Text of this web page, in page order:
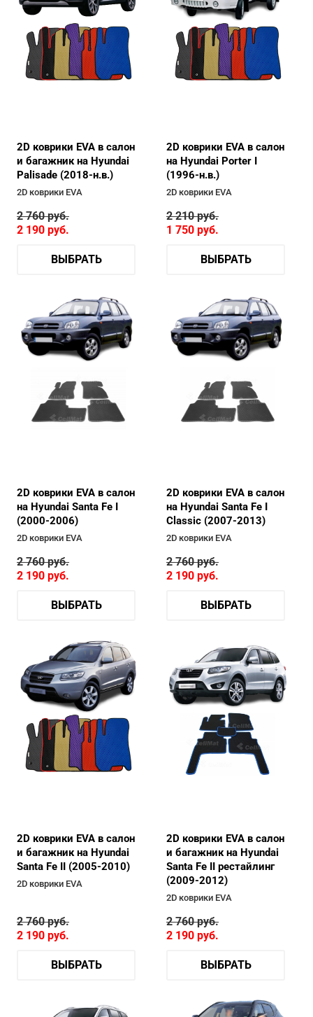
2D коврики EVA в салон
и багажник на Hyundai
Palisade (2018-н.в.)
2D коврики EVA
2 760руб.
2 190 руб.
ВЫБРАТЬ
2D коврики EVA в салон
на Hyundai Porter I
(1996-н.в.)
2D коврики EVA
2 210руб.
1 750 руб.
ВЫБРАТЬ
2D коврики EVA в салон
на Hyundai Santa Fe I
(2000-2006)
2D коврики EVA
2 760руб.
2 190 руб.
ВЫБРАТЬ
2D коврики EVA в салон
на Hyundai Santa Fe I
Classic (2007-2013)
2D коврики EVA
2 760руб.
2 190 руб.
ВЫБРАТЬ
2D коврики EVA в салон
и багажник на Hyundai
Santa Fe II (2005-2010)
2D коврики EVA
2 760руб.
2 190 руб.
ВЫБРАТЬ
2D коврики EVA в салон
и багажник на Hyundai
Santa Fe II рестайлинг
(2009-2012)
2D коврики EVA
2 760руб.
2 190 руб.
ВЫБРАТЬ